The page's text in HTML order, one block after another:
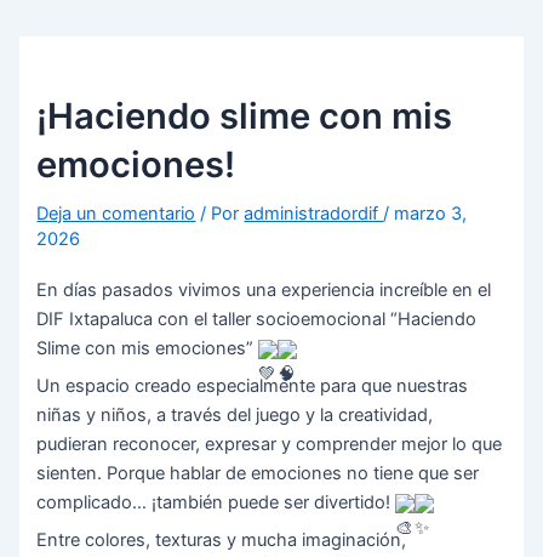
¡Haciendo slime con mis
emociones!
Deja un comentario / Poradministradordif/ marzo 3,
2026
En días pasados vivimos una experiencia increíble en el
DIF Ixtapaluca con el taller socioemocional “Haciendo
Slime con mis emociones”
Un espacio creado especialmente para que nuestras
niñas y niños, a través del juego y la creatividad,
pudieran reconocer, expresar y comprender mejor lo que
sienten. Porque hablar de emociones no tiene que ser
complicado… ¡también puede ser divertido!
Entre colores, texturas y mucha imaginación,